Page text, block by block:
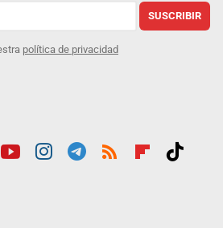
SUSCRIBIR
política de privacidad